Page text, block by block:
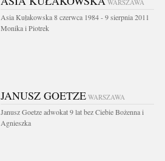
WARSZAWA
Asia Kułakowska 8 czerwca 1984 - 9 sierpnia 2011
Monika i Piotrek
JANUSZ GOETZE WARSZAWA
Janusz Goetze adwokat 9 lat bez Ciebie Bożenna i
Agnieszka